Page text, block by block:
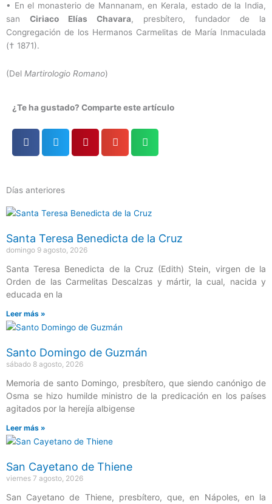
• En el monasterio de Mannanam, en Kerala, estado de la India,
san Ciriaco Elías Chavara, presbítero, fundador de la
Congregación de los Hermanos Carmelitas de María Inmaculada
(† 1871).
(Del Martirologio Romano)
¿Te ha gustado? Comparte este artículo
Días anteriores
Santa Teresa Benedicta de la Cruz
domingo 9 agosto, 2026
Santa Teresa Benedicta de la Cruz (Edith) Stein, virgen de la
Orden de las Carmelitas Descalzas y mártir, la cual, nacida y
educada en la
Leer más »
Santo Domingo de Guzmán
sábado 8 agosto, 2026
Memoria de santo Domingo, presbítero, que siendo canónigo de
Osma se hizo humilde ministro de la predicación en los países
agitados por la herejía albigense
Leer más »
San Cayetano de Thiene
viernes 7 agosto, 2026
San Cayetano de Thiene, presbítero, que, en Nápoles, en la
Página
Página
Página
Página
Página